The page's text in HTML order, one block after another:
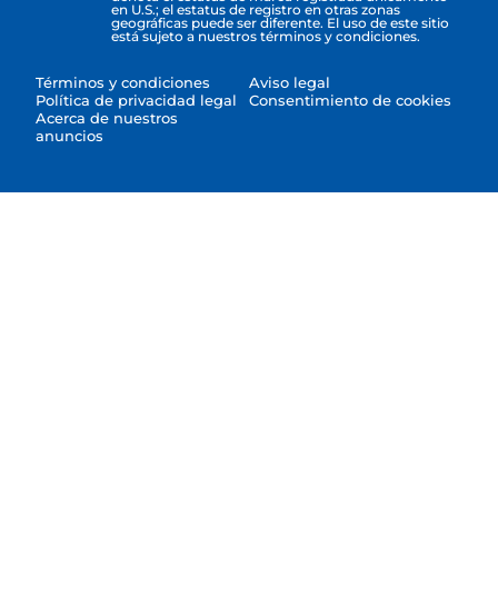
en U.S.; el estatus de registro en otras zonas
geográficas puede ser diferente. El uso de este sitio
está sujeto a nuestros términos y condiciones.
Términos y condiciones
Política de privacidad legal
Acerca de nuestros
anuncios
Aviso legal
Consentimiento de cookies